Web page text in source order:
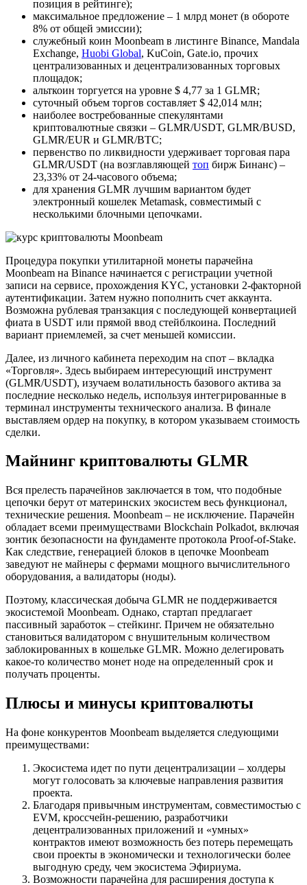
позиция в рейтинге);
максимальное предложение – 1 млрд монет (в обороте
8% от общей эмиссии);
служебный коин Moonbeam в листинге Binance, Mandala
Exchange, Huobi Global, KuCoin, Gate.io, прочих
централизованных и децентрализованных торговых
площадок;
альткоин торгуется на уровне $ 4,77 за 1 GLMR;
суточный объем торгов составляет $ 42,014 млн;
наиболее востребованные спекулянтами
криптовалютные связки – GLMR/USDT, GLMR/BUSD,
GLMR/EUR и GLMR/BTC;
первенство по ликвидности удерживает торговая пара
GLMR/USDT (на возглавляющей топ бирж Бинанс) –
23,33% от 24-часового объема;
для хранения GLMR лучшим вариантом будет
электронный кошелек Metamask, совместимый с
несколькими блочными цепочками.
Процедура покупки утилитарной монеты парачейна
Moonbeam на Binance начинается с регистрации учетной
записи на сервисе, прохождения KYC, установки 2-факторной
аутентификации. Затем нужно пополнить счет аккаунта.
Возможна рублевая транзакция с последующей конвертацией
фиата в USDT или прямой ввод стейблкоина. Последний
вариант приемлемей, за счет меньшей комиссии.
Далее, из личного кабинета переходим на спот – вкладка
«Торговля». Здесь выбираем интересующий инструмент
(GLMR/USDT), изучаем волатильность базового актива за
последние несколько недель, используя интегрированные в
терминал инструменты технического анализа. В финале
выставляем ордер на покупку, в котором указываем стоимость
сделки.
Майнинг криптовалюты GLMR
Вся прелесть парачейнов заключается в том, что подобные
цепочки берут от материнских экосистем весь функционал,
технические решения. Moonbeam – не исключение. Парачейн
обладает всеми преимуществами Blockchain Polkadot, включая
зонтик безопасности на фундаменте протокола Proof-of-Stake.
Как следствие, генерацией блоков в цепочке Moonbeam
заведуют не майнеры с фермами мощного вычислительного
оборудования, а валидаторы (ноды).
Поэтому, классическая добыча GLMR не поддерживается
экосистемой Moonbeam. Однако, стартап предлагает
пассивный заработок – стейкинг. Причем не обязательно
становиться валидатором с внушительным количеством
заблокированных в кошельке GLMR. Можно делегировать
какое-то количество монет ноде на определенный срок и
получать проценты.
Плюсы и минусы криптовалюты
На фоне конкурентов Moonbeam выделяется следующими
преимуществами:
Экосистема идет по пути децентрализации – холдеры
могут голосовать за ключевые направления развития
проекта.
Благодаря привычным инструментам, совместимостью с
EVM, кроссчейн-решению, разработчики
децентрализованных приложений и «умных»
контрактов имеют возможность без потерь перемещать
свои проекты в экономически и технологически более
выгодную среду, чем экосистема Эфириума.
Возможности парачейна для расширения доступа к